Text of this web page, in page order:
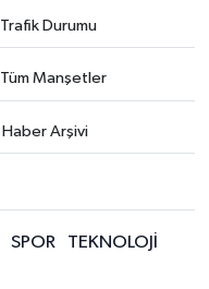
Trafik Durumu
Tüm Manşetler
Haber Arşivi
SPOR
TEKNOLOJİ